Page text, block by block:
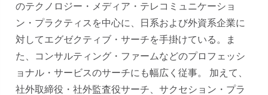
のテクノロジー・メディア・テレコミュニケーショ
ン・プラクティスを中心に、日系および外資系企業に
対してエグゼクティブ・サーチを手掛けている。ま
た、コンサルティング・ファームなどのプロフェッシ
ョナル・サービスのサーチにも幅広く従事。 加えて、
社外取締役・社外監査役サーチ、サクセション・プラ